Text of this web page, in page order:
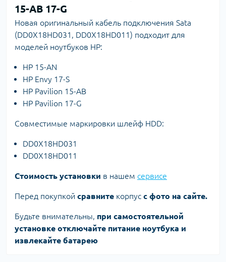
15-AB 17-G
Новая оригинальный кабель подключения Sata
(DD0X18HD031, DD0X18HD011) подходит для
моделей ноутбуков HP:
HP 15-AN
HP Envy 17-S
HP Pavilion 15-AB
HP Pavilion 17-G
Совместимые маркировки шлейф HDD:
DD0X18HD031
DD0X18HD011
Стоимость установки в нашем сервисе
Перед покупкой сравните корпус с фото на сайте.
Будьте внимательны, при самостоятельной
установке отключайте питание ноутбука и
извлекайте батарею